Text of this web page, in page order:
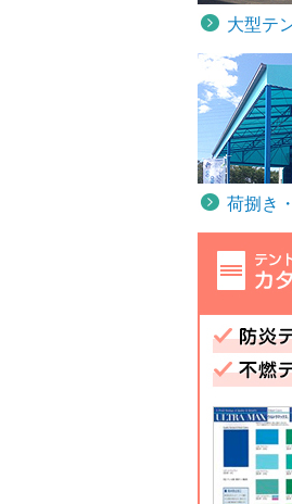
大型テ
荷捌き